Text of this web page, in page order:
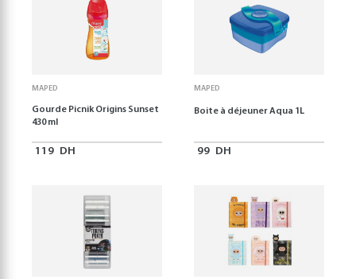
MAPED
Gourde Picnik Origins Sunset
430 ml
119 DH
MAPED
Boite à déjeuner Aqua 1L
99 DH